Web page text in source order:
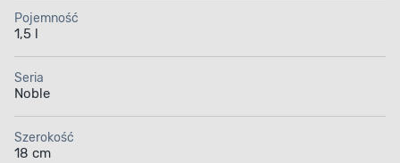
Pojemność
1,5 l
Seria
Noble
Szerokość
18 cm